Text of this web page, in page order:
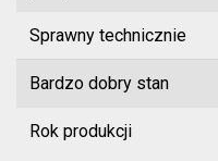
Sprawny technicznie
Bardzo dobry stan
Rok produkcji